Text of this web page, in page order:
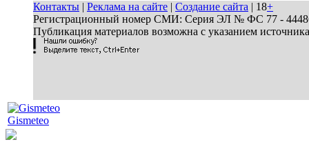
Контакты | Реклама на сайте | Создание сайта | 18+
Регистрационный номер СМИ: Серия ЭЛ № ФС 77 - 44486
Публикация материалов возможна с указанием
Gismeteo